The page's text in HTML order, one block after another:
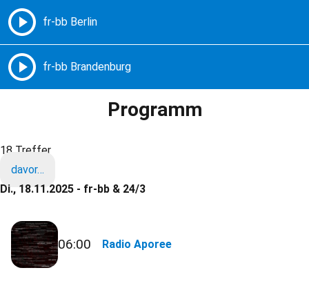
Freie Radios – Berlin Brandenburg
Programm
18 Treffer
davor…
Di., 18.11.2025 - fr-bb & 24/3
06:00 Radio Aporee